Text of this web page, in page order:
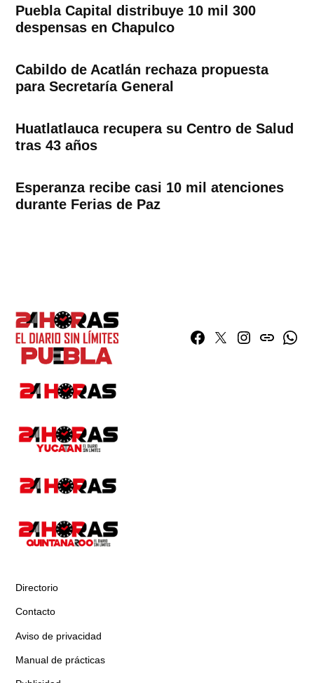
Puebla Capital distribuye 10 mil 300
despensas en Chapulco
Cabildo de Acatlán rechaza propuesta
para Secretaría General
Huatlatlauca recupera su Centro de Salud
tras 43 años
Esperanza recibe casi 10 mil atenciones
durante Ferias de Paz
Facebook
TwitterInstagram
issuu
Directorio
Contacto
Aviso de privacidad
Manual de prácticas